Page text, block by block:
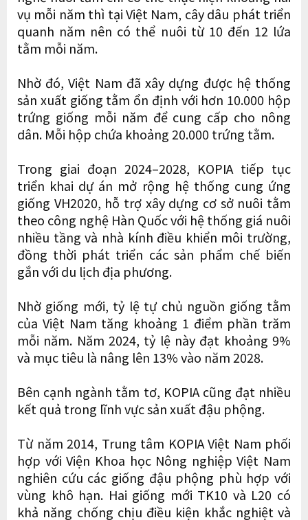
vụ mỗi năm thì tại Việt Nam, cây dâu phát triển
quanh năm nên có thể nuôi từ 10 đến 12 lứa
tằm mỗi năm.
Nhờ đó, Việt Nam đã xây dựng được hệ thống
sản xuất giống tằm ổn định với hơn 10.000 hộp
trứng giống mỗi năm để cung cấp cho nông
dân. Mỗi hộp chứa khoảng 20.000 trứng tằm.
Trong giai đoạn 2024–2028, KOPIA tiếp tục
triển khai dự án mở rộng hệ thống cung ứng
giống VH2020, hỗ trợ xây dựng cơ sở nuôi tằm
theo công nghệ Hàn Quốc với hệ thống giá nuôi
nhiều tầng và nhà kính điều khiển môi trường,
đồng thời phát triển các sản phẩm chế biến
gắn với du lịch địa phương.
Nhờ giống mới, tỷ lệ tự chủ nguồn giống tằm
của Việt Nam tăng khoảng 1 điểm phần trăm
mỗi năm. Năm 2024, tỷ lệ này đạt khoảng 9%
và mục tiêu là nâng lên 13% vào năm 2028.
Bên cạnh ngành tằm tơ, KOPIA cũng đạt nhiều
kết quả trong lĩnh vực sản xuất đậu phộng.
Từ năm 2014, Trung tâm KOPIA Việt Nam phối
hợp với Viện Khoa học Nông nghiệp Việt Nam
nghiên cứu các giống đậu phộng phù hợp với
vùng khô hạn. Hai giống mới TK10 và L20 có
khả năng chống chịu điều kiện khắc nghiệt và